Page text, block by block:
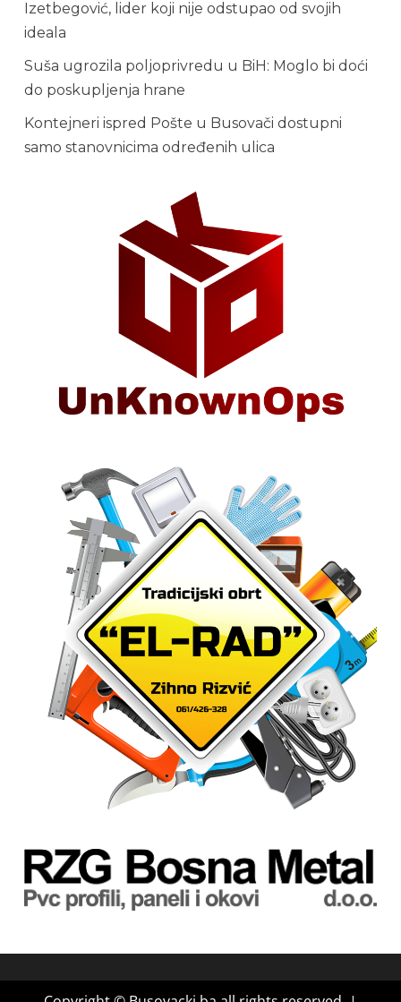
Izetbegović, lider koji nije odstupao od svojih
ideala
Suša ugrozila poljoprivredu u BiH: Moglo bi doći
do poskupljenja hrane
Kontejneri ispred Pošte u Busovači dostupni
samo stanovnicima određenih ulica